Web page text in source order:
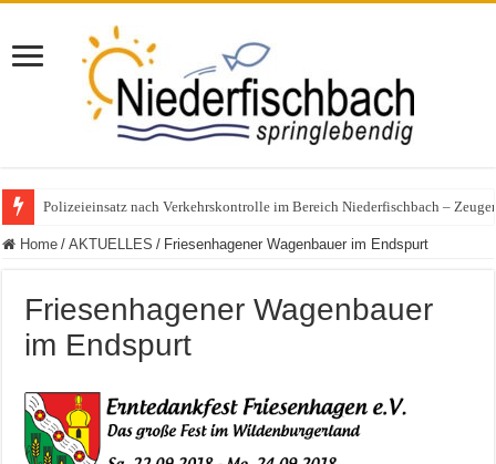
Polizeieinsatz nach Verkehrskontrolle im Bereich Niederfischbach –
Home / AKTUELLES / Friesenhagener Wagenbauer im Endspurt
Friesenhagener Wagenbauer
im Endspurt